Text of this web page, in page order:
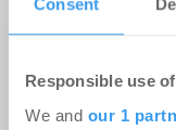
Consent
Responsible use
We and our 1
-31.07.2026
Anhaltende